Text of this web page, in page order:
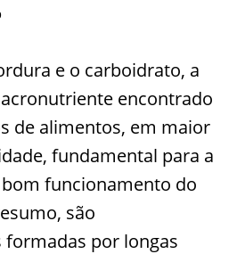
e o carboidrato, a
encontrado
de alimentos, em maior
fundamental para a
funcionamento do
são
por longas